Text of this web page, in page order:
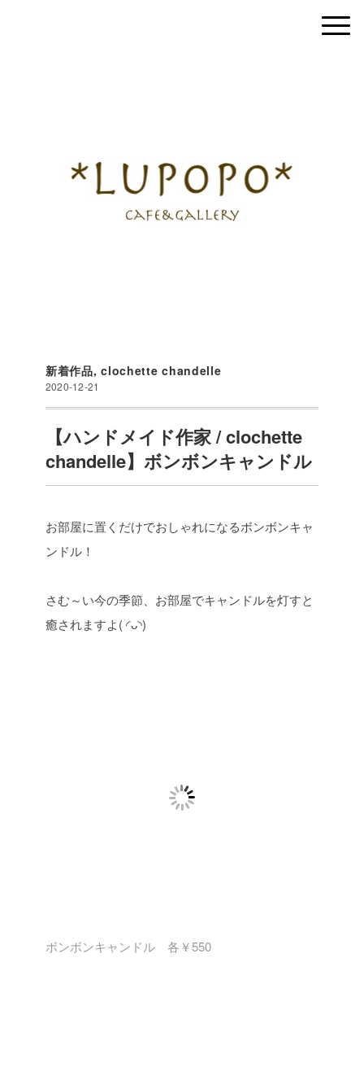
新着作品,clochette chandelle
2020-12-21
【ハンドメイド作家 / clochette
chandelle】ボンボンキャンドル
お部屋に置くだけでおしゃれになるボンボンキャ
ンドル！
さむ～い今の季節、お部屋でキャンドルを灯すと
癒されますよ( ◜ᴗ◝)
ボンボンキャンドル 各￥550